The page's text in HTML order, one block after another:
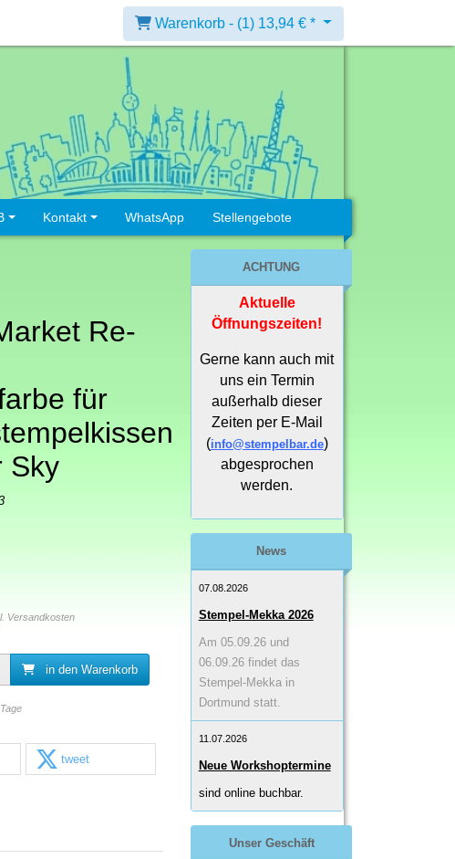
Warenkorb - (1) 13,94 € *
Kontakt WhatsApp Stellengebote
Re-
für
Sky
Versandkosten
in den Warenkorb
tweet
ACHTUNG
Aktuelle
Öffnungszeiten!
Gerne kann auch mit
uns ein Termin
außerhalb dieser
Zeiten per E-Mail
(info@stempelbar.de)
abgesprochen
werden.
News
07.08.2026
Stempel-Mekka 2026
Am 05.09.26 und
06.09.26 findet das
Stempel-Mekka in
Dortmund statt.
11.07.2026
Neue Workshoptermine
sind online buchbar.
Unser Geschäft